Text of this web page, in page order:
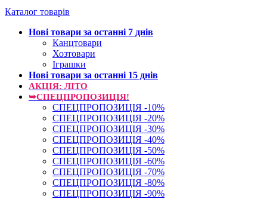
Каталог товарів
Нові товари за останнi 7 днiв
Канцтовари
Хозтовари
Іграшки
Нові товари за останнi 15 днiв
АКЦІЯ: ЛІТО
➥СПЕЦПРОПОЗИЦІЯ!
СПЕЦПРОПОЗИЦІЯ -10%
СПЕЦПРОПОЗИЦІЯ -20%
СПЕЦПРОПОЗИЦІЯ -30%
СПЕЦПРОПОЗИЦІЯ -40%
СПЕЦПРОПОЗИЦІЯ -50%
СПЕЦПРОПОЗИЦІЯ -60%
СПЕЦПРОПОЗИЦІЯ -70%
СПЕЦПРОПОЗИЦІЯ -80%
СПЕЦПРОПОЗИЦІЯ -90%